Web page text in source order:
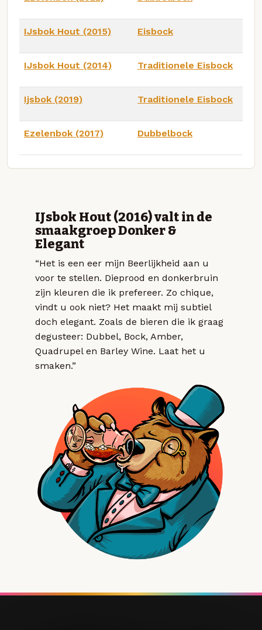
IJsbok Hout (2015) Eisbock
IJsbok Hout (2014) Traditionele Eisbock
Ijsbok (2019) Traditionele Eisbock
Ezelenbok (2017) Dubbelbock
IJsbok Hout (2016) valt in de
smaakgroep Donker &
Elegant
“Het is een eer mijn Beerlijkheid aan u
voor te stellen. Dieprood en donkerbruin
zijn kleuren die ik prefereer. Zo chique,
vindt u ook niet? Het maakt mij subtiel
doch elegant. Zoals de bieren die ik graag
degusteer: Dubbel, Bock, Amber,
Quadrupel en Barley Wine. Laat het u
smaken.”